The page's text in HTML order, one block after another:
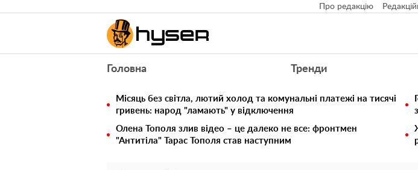
Про редакцію
Головна Тренди
Місяць без світла, лютий холод та комунальні платежі на тисячі
гривень: народ "ламають" у відключення
Олена Тополя злив відео – це далеко не все: фронтмен
"Антитіла" Тарас Тополя став наступним